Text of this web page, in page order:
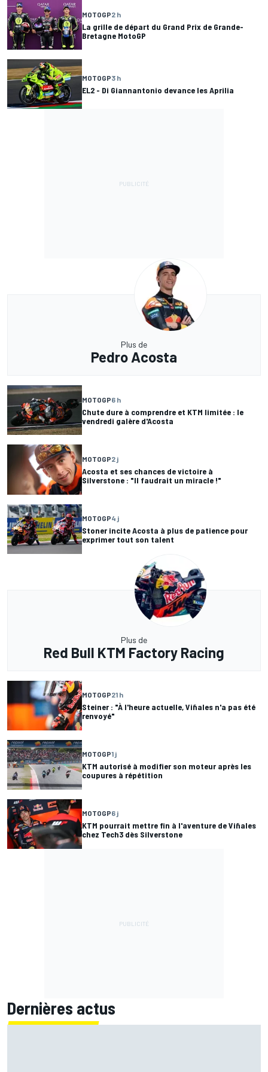
MOTOGP2 h
La grille de départ du Grand Prix de Grande-
Bretagne MotoGP
MOTOGP3 h
EL2 - Di Giannantonio devance les Aprilia
Plus de
Pedro Acosta
MOTOGP6 h
Chute dure à comprendre et KTM limitée : le
vendredi galère d'Acosta
MOTOGP2 j
Acosta et ses chances de victoire à
Silverstone : "Il faudrait un miracle !"
MOTOGP4 j
Stoner incite Acosta à plus de patience pour
exprimer tout son talent
Plus de
Red Bull KTM Factory Racing
MOTOGP21 h
Steiner : "À l'heure actuelle, Viñales n'a pas été
renvoyé"
MOTOGP1 j
KTM autorisé à modifier son moteur après les
coupures à répétition
MOTOGP6 j
KTM pourrait mettre fin à l'aventure de Viñales
chez Tech3 dès Silverstone
Dernières actus